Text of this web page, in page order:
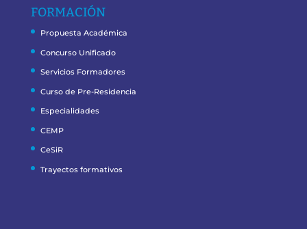
FORMACIÓN
Propuesta Académica
Concurso Unificado
Servicios Formadores
Curso de Pre-Residencia
Especialidades
CEMP
CeSiR
Trayectos formativos